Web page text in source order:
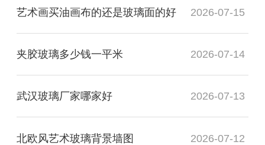
艺术画买油画布的还是玻璃面的好 2026-07-15
夹胶玻璃多少钱一平米 2026-07-14
武汉玻璃厂家哪家好 2026-07-13
北欧风艺术玻璃背景墙图 2026-07-12